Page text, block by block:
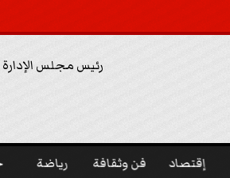
رئيس مجلس الإدارة
إقتصاد فن وثقافة رياضة